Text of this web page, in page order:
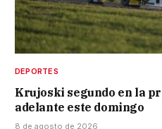
DEPORTES
Krujoski segundo en la
adelante este domingo
8 de agosto de 2026